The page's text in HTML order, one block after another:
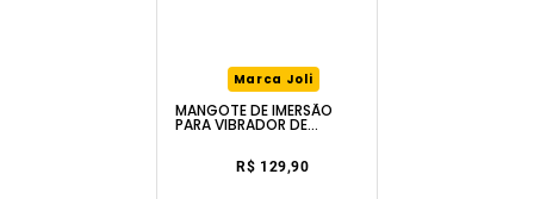
Marca Joli
MANGOTE DE IMERSÃO
PARA VIBRADOR DE
R$ 129,90